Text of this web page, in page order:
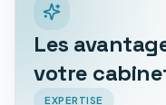
Les
votre
EXPERTISE